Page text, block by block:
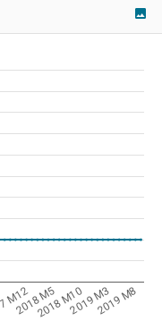
image
M12
2018 M52018 M102019 M32019 M8